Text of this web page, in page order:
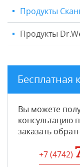
Продукты
Продукты
Бесплатная
Вы можете
консультацию
заказать
+7 (4742)